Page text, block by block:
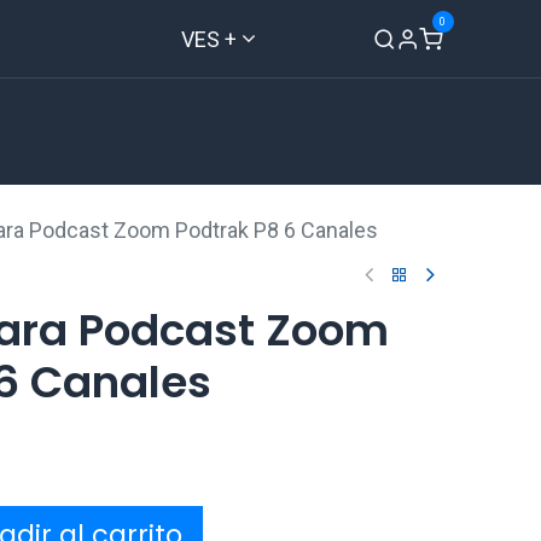
VES +
0
Podcast Zoom Podtrak P8 6 Canales
Podcast Zoom
Canales